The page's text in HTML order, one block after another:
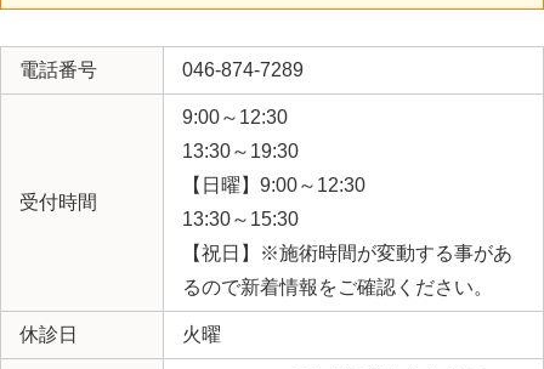
電話番号 046-874-7289
受付時間
9:00～12:30
13:30～19:30
【日曜】9:00～12:30
13:30～15:30
【祝日】※施術時間が変動する事があ
るので新着情報をご確認ください。
休診日 火曜